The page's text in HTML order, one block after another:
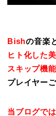
Bishの音楽
ヒト化した
スキップ機能
プレイヤー
当ブログで